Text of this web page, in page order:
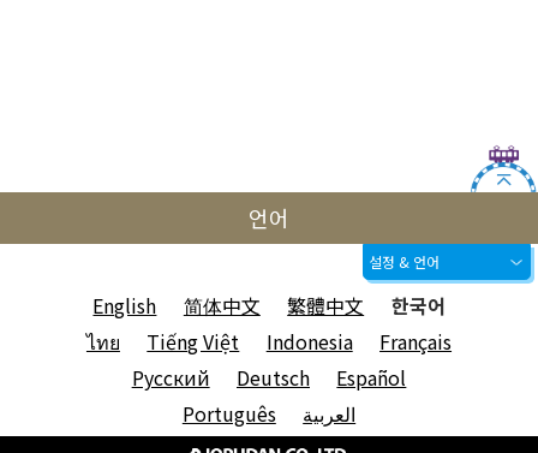
언어
설정 & 언어
English 简体中文 繁體中文
한국어
ไทย
Tiếng Việt Indonesia
Français
Русский
Deutsch
Español
Português
العربية